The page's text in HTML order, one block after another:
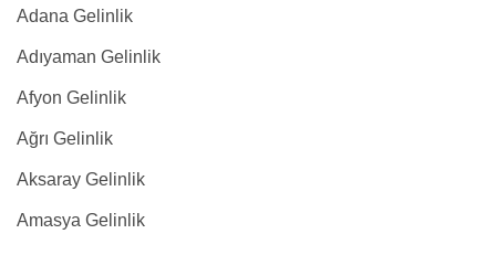
Adana Gelinlik
Adıyaman Gelinlik
Afyon Gelinlik
Ağrı Gelinlik
Aksaray Gelinlik
Amasya Gelinlik